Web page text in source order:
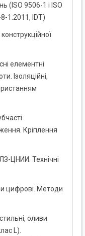
(ISO 9506-1 і ISO
1:2011, IDT)
елементні
Ізоляційні,
Кріплення
ЦНИИ. Технічні
цифрові. Методи
оливи
L).